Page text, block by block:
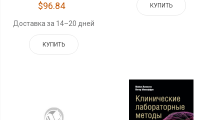
$96.84
Доставка за 14–20 дней
КУПИТЬ
КУПИТЬ